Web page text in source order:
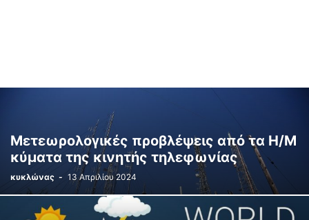
Μετεωρολογικές προβλέψεις από τα Η/Μ
κύματα της κινητής τηλεφωνίας
κυκλώνας - 13 Απριλίου 2024